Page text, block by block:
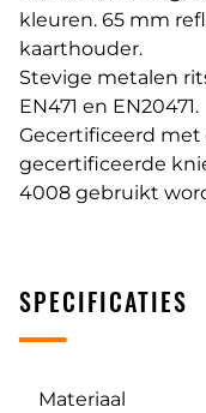
kleuren. 65 mm
kaarthouder.
Stevige metalen
EN471 en EN20471.
Gecertificeerd met
gecertificeerde
4008 gebruikt
SPECIFICATIES
Materiaal